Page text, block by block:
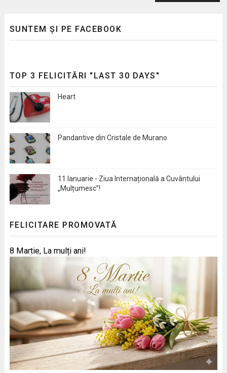
SUNTEM ȘI PE FACEBOOK
TOP 3 FELICITĂRI "LAST 30 DAYS"
Heart
Pandantive din Cristale de Murano
11 Ianuarie - Ziua Internațională a Cuvântului
„Mulțumesc”!
FELICITARE PROMOVATĂ
8 Martie, La mulți ani!